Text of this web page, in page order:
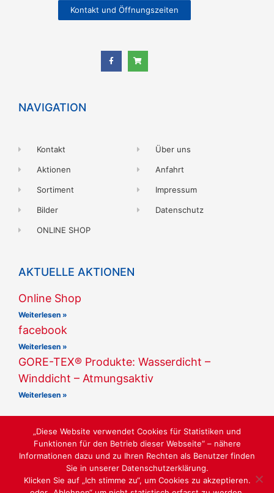
Kontakt und Öffnungszeiten
NAVIGATION
Kontakt
Aktionen
Sortiment
Bilder
ONLINE SHOP
Über uns
Anfahrt
Impressum
Datenschutz
AKTUELLE AKTIONEN
Online Shop
Weiterlesen »
facebook
Weiterlesen »
GORE-TEX® Produkte: Wasserdicht –
Winddicht – Atmungsaktiv
Weiterlesen »
MARKENSCHUHE ZWISCHEN 300 UND 600 QM
„Diese Website verwendet Cookies für Statistiken und
Funktionen für den Betrieb dieser Webseite“ – nähere
Informationen dazu und zu Ihren Rechten als Benutzer finden
Sie in unserer Datenschutzerklärung.
Klicken Sie auf „Ich stimme zu“, um Cookies zu akzeptieren.